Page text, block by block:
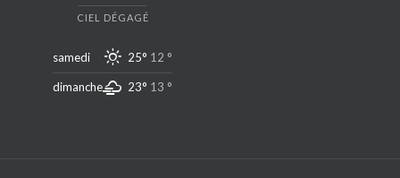
CIEL DÉGAGÉ
samedi 25° 12 °
dimanche 23° 13 °